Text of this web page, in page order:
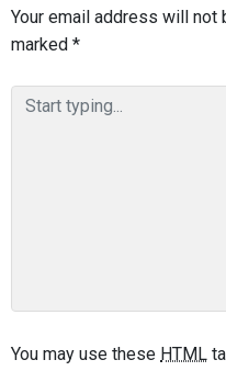
Your email address will not
marked *
You may use these HTML